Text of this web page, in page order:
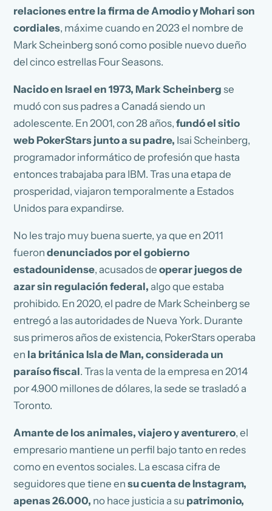
relaciones entre la firma de Amodio y Mohari son
cordiales, máxime cuando en 2023 el nombre de
Mark Scheinberg sonó como posible nuevo dueño
del cinco estrellas Four Seasons.
Nacido en Israel en 1973, Mark Scheinberg se
mudó con sus padres a Canadá siendo un
adolescente. En 2001, con 28 años,fundó el sitio
web PokerStars junto a su padre, Isai Scheinberg,
programador informático de profesión que hasta
entonces trabajaba para IBM. Tras una etapa de
prosperidad, viajaron temporalmente a Estados
Unidos para expandirse.
No les trajo muy buena suerte, ya que en 2011
fuerondenunciados por el gobierno
estadounidense, acusados de operar juegos de
azar sin regulación federal, algo que estaba
prohibido. En 2020, el padre de Mark Scheinberg se
entregó a las autoridades de Nueva York. Durante
sus primeros años de existencia, PokerStars operaba
en la británica Isla de Man, considerada un
paraíso fiscal. Tras la venta de la empresa en 2014
por 4.900 millones de dólares, la sede se trasladó a
Toronto.
Amante de los animales, viajero y aventurero, el
empresario mantiene un perfil bajo tanto en redes
como en eventos sociales. La escasa cifra de
seguidores que tiene en su cuenta de Instagram,
apenas 26.000, no hace justicia a su patrimonio,